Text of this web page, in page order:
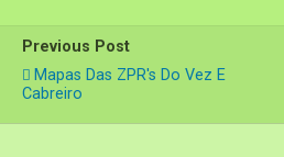
Previous Post
Mapas Das ZPR's Do Vez E
Cabreiro